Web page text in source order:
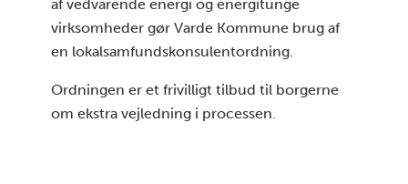
af vedvarende energi og energitunge
virksomheder gør Varde Kommune brug af
en lokalsamfundskonsulentordning.
Ordningen er et frivilligt tilbud til borgerne
om ekstra vejledning i processen.